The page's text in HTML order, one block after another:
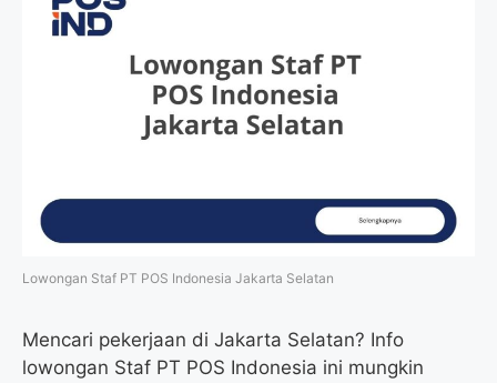
Lowongan Staf PT POS Indonesia Jakarta Selatan
Mencari pekerjaan di Jakarta Selatan? Info
lowongan Staf PT POS Indonesia ini mungkin